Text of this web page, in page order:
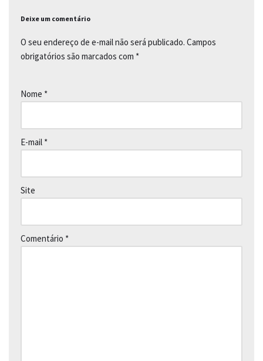
Deixe um comentário
O seu endereço de e-mail não será publicado. Campos
obrigatórios são marcados com *
Nome *
E-mail *
Site
Comentário *